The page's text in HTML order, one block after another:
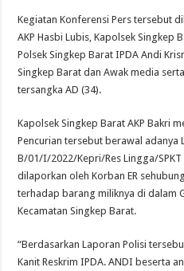
Kegiatan Konferensi Pers tersebut
AKP Hasbi Lubis, Kapolsek Singkep
Polsek Singkep Barat IPDA Andi
Singkep Barat dan Awak media
tersangka AD (34).
Kapolsek Singkep Barat AKP Bakri
Pencurian tersebut berawal adanya
B/01/I/2022/Kepri/Res Lingga/SPKT
dilaporkan oleh Korban ER
terhadap barang miliknya di dalam
Kecamatan Singkep Barat.
“Berdasarkan Laporan Polisi
Kanit Reskrim IPDA. ANDI beserta